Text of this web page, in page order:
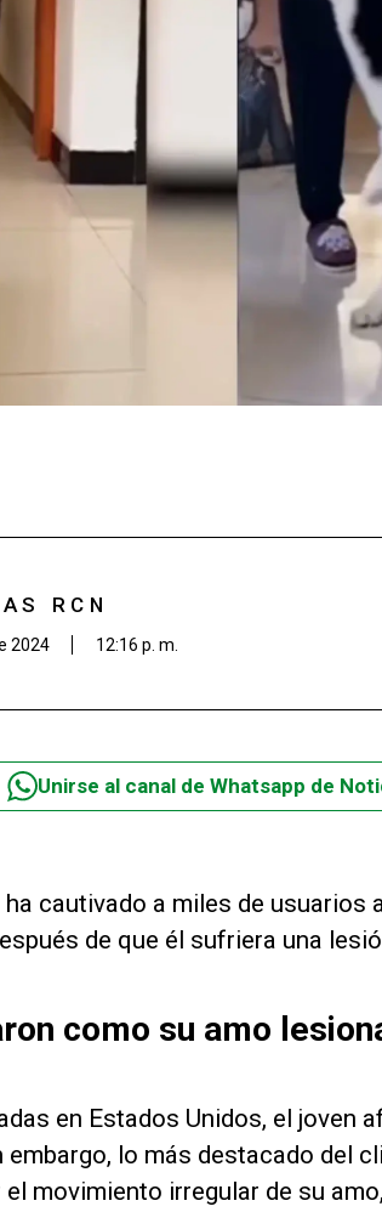
RCN
2024 12:16 p. m.
Unirse al canal de Whatsapp de
cautivado a miles de usuarios
de que él sufriera una
como su amo
en Estados Unidos, el joven
embargo, lo más destacado del
movimiento irregular de su